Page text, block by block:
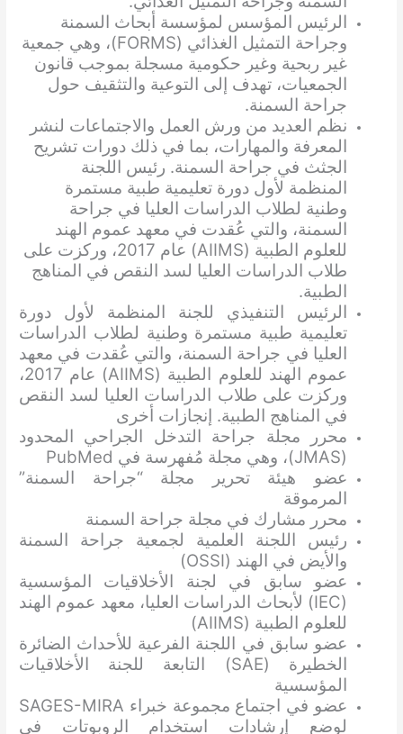
الرئيس المؤسس لمؤسسة أبحاث السمنة
وجراحة التمثيل الغذائي (FORMS)، وهي جمعية
غير ربحية وغير حكومية مسجلة بموجب قانون
الجمعيات، تهدف إلى التوعية والتثقيف حول
جراحة السمنة.
نظم العديد من ورش العمل والاجتماعات لنشر
المعرفة والمهارات، بما في ذلك دورات تشريح
الجثث في جراحة السمنة. رئيس اللجنة
المنظمة لأول دورة تعليمية طبية مستمرة
وطنية لطلاب الدراسات العليا في جراحة
السمنة، والتي عُقدت في معهد عموم الهند
للعلوم الطبية (AIIMS) عام 2017، وركزت على
طلاب الدراسات العليا لسد النقص في المناهج
الطبية.
الرئيس التنفيذي للجنة المنظمة لأول دورة
تعليمية طبية مستمرة وطنية لطلاب الدراسات
العليا في جراحة السمنة، والتي عُقدت في معهد
عموم الهند للعلوم الطبية (AIIMS) عام 2017،
وركزت على طلاب الدراسات العليا لسد النقص
في المناهج الطبية. إنجازات أخرى
محرر مجلة جراحة التدخل الجراحي المحدود
(JMAS)، وهي مجلة مُفهرسة في PubMed
عضو هيئة تحرير مجلة “جراحة السمنة”
المرموقة
محرر مشارك في مجلة جراحة السمنة
رئيس اللجنة العلمية لجمعية جراحة السمنة
والأيض في الهند (OSSI)
عضو سابق في لجنة الأخلاقيات المؤسسية
(IEC) لأبحاث الدراسات العليا، معهد عموم الهند
للعلوم الطبية (AIIMS)
عضو سابق في اللجنة الفرعية للأحداث الضائرة
الخطيرة (SAE) التابعة للجنة الأخلاقيات
المؤسسية
عضو في اجتماع مجموعة خبراء SAGES-MIRA
لوضع إرشادات استخدام الروبوتات في